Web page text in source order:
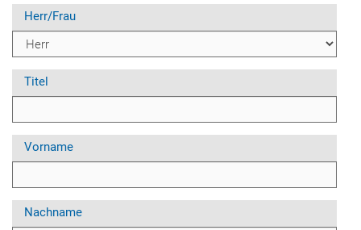
Herr/Frau
Titel
Vorname
Nachname